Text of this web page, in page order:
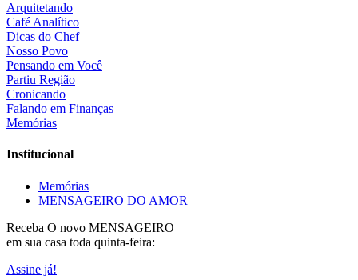
Arquitetando
Café Analítico
Dicas do Chef
Nosso Povo
Pensando em Você
Partiu Região
Cronicando
Falando em Finanças
Memórias
Institucional
Memórias
MENSAGEIRO DO AMOR
Receba O novo MENSAGEIRO
em sua casa toda quinta-feira:
Assine já!